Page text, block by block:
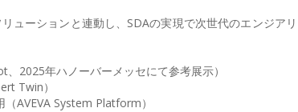
ューションと連動し、SDAの実現で次世代のエンジアリ
2025年ハノーバーメッセにて参考展示）
Twin）
AVEVA System Platform）